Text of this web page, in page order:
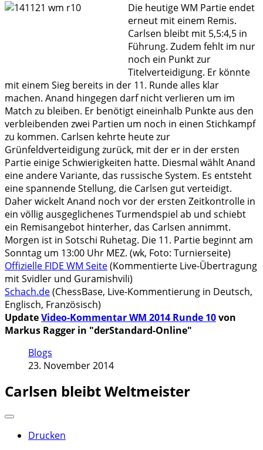
Die heutige WM Partie endet
erneut mit einem Remis.
Carlsen bleibt mit 5,5:4,5 in
Führung. Zudem fehlt im nur
noch ein Punkt zur
Titelverteidigung. Er könnte
mit einem Sieg bereits in der 11. Runde alles klar
machen. Anand hingegen darf nicht verlieren um im
Match zu bleiben. Er benötigt eineinhalb Punkte aus den
verbleibenden zwei Partien um noch in einen Stichkampf
zu kommen. Carlsen kehrte heute zur
Grünfeldverteidigung zurück, mit der er in der ersten
Partie einige Schwierigkeiten hatte. Diesmal wählt Anand
eine andere Variante, das russische System. Es entsteht
eine spannende Stellung, die Carlsen gut verteidigt.
Daher wickelt Anand noch vor der ersten Zeitkontrolle in
ein völlig ausgeglichenes Turmendspiel ab und schiebt
ein Remisangebot hinterher, das Carlsen annimmt.
Morgen ist in Sotschi Ruhetag. Die 11. Partie beginnt am
Sonntag um 13:00 Uhr MEZ. (wk, Foto: Turnierseite)
Offizielle FIDE WM Seite(Kommentierte Live-Übertragung
mit Svidler und Guramishvili)
Schach.de(ChessBase, Live-Kommentierung in Deutsch,
Englisch, Französisch)
UpdateVideo-Kommentar WM 2014 Runde 10von
Markus Ragger in "derStandard-Online"
Blogs
23. November 2014
Carlsen bleibt Weltmeister
Drucken